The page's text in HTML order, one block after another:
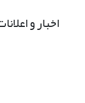
اخبار و